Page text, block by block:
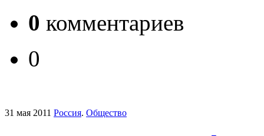
0 комментариев
0
31 мая 2011 Россия. Общество